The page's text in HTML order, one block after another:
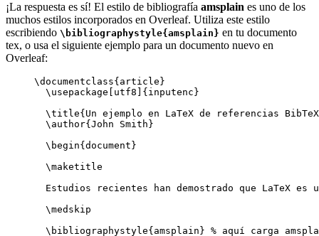
¡La respuesta es sí! El estilo de bibliografía amsplain es uno de los
muchos estilos incorporados en Overleaf. Utiliza este estilo
escribiendo \bibliographystyle{amsplain} en tu documento
tex, o usa el siguiente ejemplo para un documento nuevo en
Overleaf:
\documentclass{ article }
\usepackage
utf8 ]{ inputenc }
\title{Un ejemplo en LaTeX de referencias
\author{John Smith}
\begin{ document }
\maketitle
Estudios recientes han demostrado que LaTeX
\medskip
\bibliographystyle{amsplain} % aquí carga